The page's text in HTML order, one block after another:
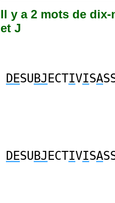
Il y a 2 mots de
et J
DESUBJ ECTIVISA
DESUBJ ECTIVISA